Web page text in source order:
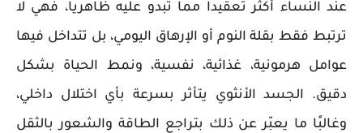
عند النساء أكثر تعقيداً مما تبدو عليه ظاهرياً، فهي لا
ترتبط فقط بقلة النوم أو الإرهاق اليومي، بل تتداخل فيها
عوامل هرمونية، غذائية، نفسية، ونمط الحياة بشكل
دقيق. الجسد الأنثوي يتأثر بسرعة بأي اختلال داخلي،
وغالبًا ما يعبّر عن ذلك بتراجع الطاقة والشعور بالثقل